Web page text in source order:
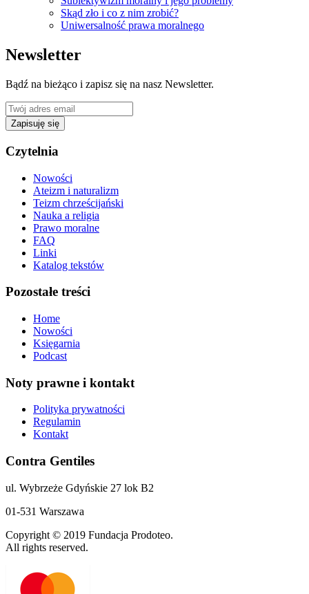
Skąd zło i co z nim zrobić?
Uniwersalność prawa moralnego
Newsletter
Bądź na bieżąco i zapisz się na nasz Newsletter.
Zapisuję się
Czytelnia
Nowości
Ateizm i naturalizm
Teizm chrześcijański
Nauka a religia
Prawo moralne
FAQ
Linki
Katalog tekstów
Pozostałe treści
Home
Nowości
Księgarnia
Podcast
Noty prawne i kontakt
Polityka prywatności
Regulamin
Kontakt
Contra Gentiles
ul. Wybrzeże Gdyńskie 27 lok B2
01-531 Warszawa
Copyright © 2019 Fundacja Prodoteo.
All rights reserved.